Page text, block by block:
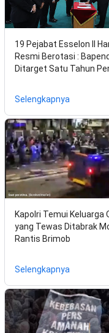
19 Pejabat Esselon II
Resmi Berotasi :
Ditarget Satu Tahun
Selengkapnya
Kapolri Temui Keluarga
yang Tewas Ditabrak
Rantis Brimob
Selengkapnya